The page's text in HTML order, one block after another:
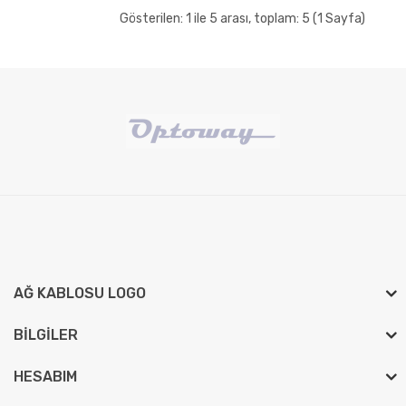
Gösterilen: 1 ile 5 arası, toplam: 5 (1 Sayfa)
AĞ KABLOSU LOGO
BILGILER
HESABIM